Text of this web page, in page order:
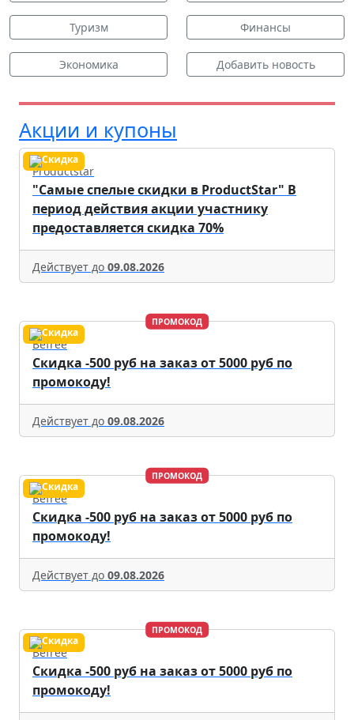
Туризм Финансы
Экономика Добавить новость
Акции и купоны
Productstar
"Самые спелые скидки в ProductStar" В
период действия акции участнику
предоставляется скидка 70%
Действует до 09.08.2026
ПРОМОКОД
Befree
Скидка -500 руб на заказ от 5000 руб по
промокоду!
Действует до 09.08.2026
ПРОМОКОД
Befree
Скидка -500 руб на заказ от 5000 руб по
промокоду!
Действует до 09.08.2026
ПРОМОКОД
Befree
Скидка -500 руб на заказ от 5000 руб по
промокоду!